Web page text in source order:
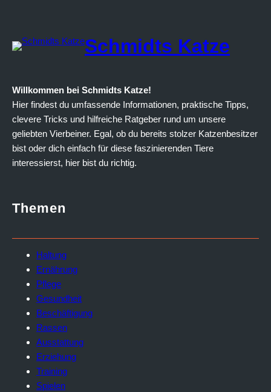
Schmidts Katze
Willkommen bei Schmidts Katze!
Hier findest du umfassende Informationen, praktische Tipps,
clevere Tricks und hilfreiche Ratgeber rund um unsere
geliebten Vierbeiner. Egal, ob du bereits stolzer Katzenbesitzer
bist oder dich einfach für diese faszinierenden Tiere
interessierst, hier bist du richtig.
Themen
Haltung
Ernährung
Pflege
Gesundheit
Beschäftigung
Rassen
Ausstattung
Erziehung
Training
Spielen